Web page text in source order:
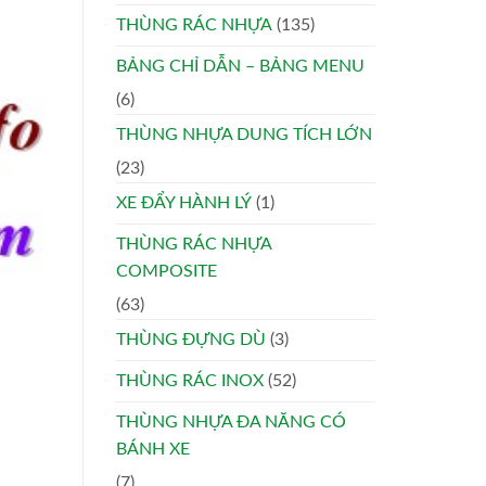
THÙNG RÁC NHỰA (135)
BẢNG CHỈ DẪN – BẢNG MENU
(6)
THÙNG NHỰA DUNG TÍCH LỚN
(23)
XE ĐẨY HÀNH LÝ (1)
THÙNG RÁC NHỰA
COMPOSITE
(63)
THÙNG ĐỰNG DÙ (3)
THÙNG RÁC INOX (52)
THÙNG NHỰA ĐA NĂNG CÓ
BÁNH XE